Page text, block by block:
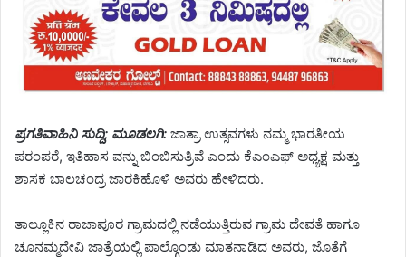
ಪ್ರಗತಿವಾಹಿನಿ ಸುದ್ದಿ; ಮೂಡಲಗಿ: ಜಾತ್ರಾ ಉತ್ಸವಗಳು ನಮ್ಮ ಭಾರತೀಯ
ಪರಂಪರೆ, ಇತಿಹಾಸ ವನ್ನು ಬಿಂಬಿಸುತ್ರಿವೆ ಎಂದು ಕೆಎಂಎಫ್ ಅಧ್ಯಕ್ಷ ಮತ್ತು
ಶಾಸಕ ಬಾಲಚಂದ್ರ ಜಾರಕಿಹೊಳಿ ಅವರು ಹೇಳಿದರು.
ತಾಲ್ಲೂಕಿನ ರಾಜಾಪೂರ ಗ್ರಾಮದಲ್ಲಿ ನಡೆಯುತ್ತಿರುವ ಗ್ರಾಮ ದೇವತೆ ಹಾಗೂ
ಚೂನಮ್ಮದೇವಿ ಜಾತ್ರೆಯಲ್ಲಿ ಪಾಲ್ಗೊಂಡು ಮಾತನಾಡಿದ ಅವರು, ಜೊತೆಗೆ